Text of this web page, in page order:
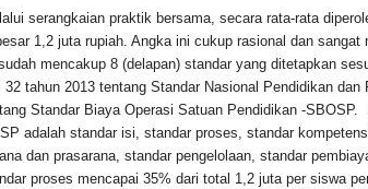
serangkaian praktik bersama, secara rata-rata
1,2 juta rupiah. Angka ini cukup rasional dan
mencakup 8 (delapan) standar yang ditetapkan
32 tahun 2013 tentang Standar Nasional Pendidikan
Standar Biaya Operasi Satuan Pendidikan -
adalah standar isi, standar proses, standar
dan prasarana, standar pengelolaan, standar
proses mencapai 35% dari total 1,2 juta per siswa